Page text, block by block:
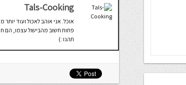
Tals-Cooking
אוכל. אני אוהב לאכול ועוד
פחות חשוב מהבישול עצמו, הם
תהנו :)